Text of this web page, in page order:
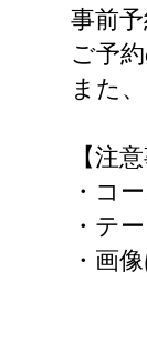
事前
ご予
また
【注
・コ
・テ
・画